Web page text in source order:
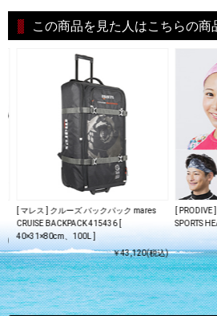
この商品を見た人はこちらの商
)
[ マレス ] クルーズ バックパック mares
CRUISE BACKPACK 415436 [
40×31×80cm、100L ]
￥43,120(税込)
[
SPORTS